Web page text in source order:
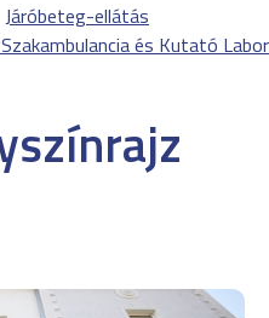
Járóbeteg-ellátás
és Kutató Labor